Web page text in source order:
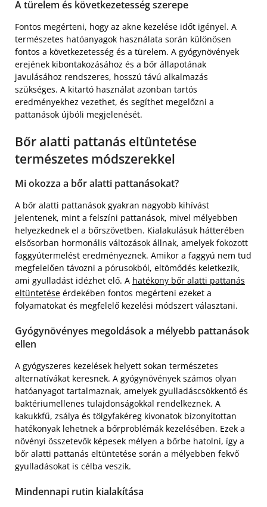
A türelem és következetesség szerepe
Fontos megérteni, hogy az akne kezelése időt igényel. A
természetes hatóanyagok használata során különösen
fontos a következetesség és a türelem. A gyógynövények
erejének kibontakozásához és a bőr állapotának
javulásához rendszeres, hosszú távú alkalmazás
szükséges. A kitartó használat azonban tartós
eredményekhez vezethet, és segíthet megelőzni a
pattanások újbóli megjelenését.
Bőr alatti pattanás eltüntetése
természetes módszerekkel
Mi okozza a bőr alatti pattanásokat?
A bőr alatti pattanások gyakran nagyobb kihívást
jelentenek, mint a felszíni pattanások, mivel mélyebben
helyezkednek el a bőrszövetben. Kialakulásuk hátterében
elsősorban hormonális változások állnak, amelyek fokozott
faggyútermelést eredményeznek. Amikor a faggyú nem tud
megfelelően távozni a pórusokból, eltömődés keletkezik,
ami gyulladást idézhet elő. A hatékony bőr alatti pattanás
eltüntetése érdekében fontos megérteni ezeket a
folyamatokat és megfelelő kezelési módszert választani.
Gyógynövényes megoldások a mélyebb pattanások
ellen
A gyógyszeres kezelések helyett sokan természetes
alternatívákat keresnek. A gyógynövények számos olyan
hatóanyagot tartalmaznak, amelyek gyulladáscsökkentő és
baktériumellenes tulajdonságokkal rendelkeznek. A
kakukkfű, zsálya és tölgyfakéreg kivonatok bizonyítottan
hatékonyak lehetnek a bőrproblémák kezelésében. Ezek a
növényi összetevők képesek mélyen a bőrbe hatolni, így a
bőr alatti pattanás eltüntetése során a mélyebben fekvő
gyulladásokat is célba veszik.
Mindennapi rutin kialakítása